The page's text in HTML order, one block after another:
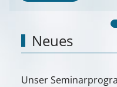
Neues
Unser